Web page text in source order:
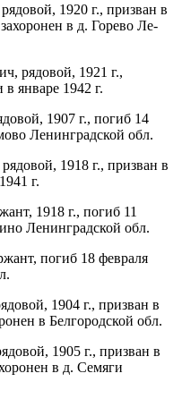
1920 г., призван в
в д. Горево Ле­
рядовой, 1921 г.,
в январе 1942 г.
1907 г., погиб 14
Ленинградской обл.
1918 г., призван в
г.
1918 г., погиб 11
Ленинградской обл.
погиб 18 февраля
1904 г., призван в
в Белгородской обл.
1905 г., призван в
в д. Семяги